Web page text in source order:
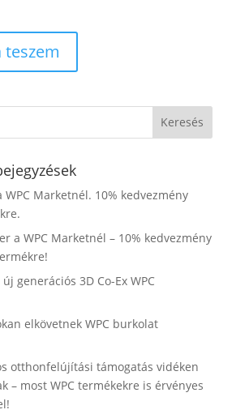
teszem
WPC Marketnél. 10% kedvezmény
a WPC Marketnél – 10% kedvezmény
generációs 3D Co-Ex WPC
elkövetnek WPC burkolat
otthonfelújítási támogatás vidéken
– most WPC termékekre is érvényes